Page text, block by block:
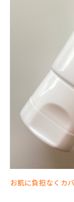
お肌に負担なくカ